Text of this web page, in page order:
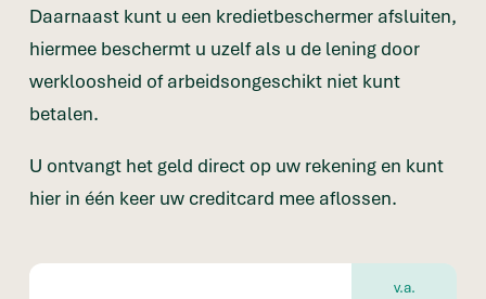
Daarnaast kunt u een kredietbeschermer afsluiten,
hiermee beschermt u uzelf als u de lening door
werkloosheid of arbeidsongeschikt niet kunt
betalen.
U ontvangt het geld direct op uw rekening en kunt
hier in één keer uw creditcard mee aflossen.
v.a.